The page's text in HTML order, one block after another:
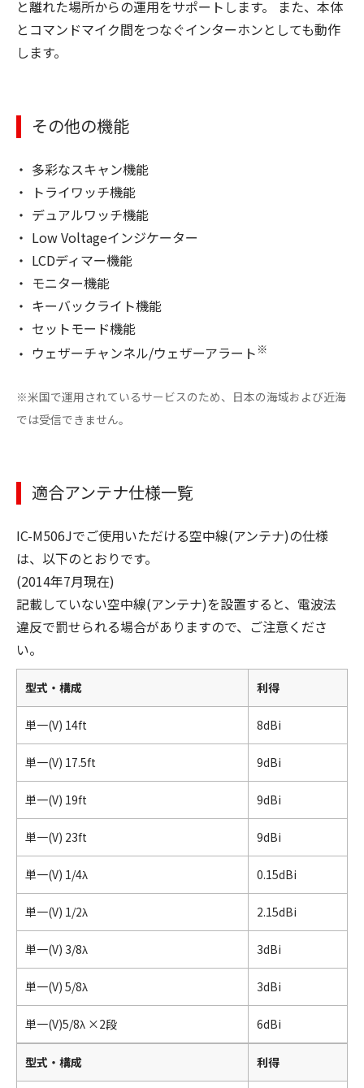
と離れた場所からの運用をサポートします。 また、本体
とコマンドマイク間をつなぐインターホンとしても動作
します。
その他の機能
多彩なスキャン機能
トライワッチ機能
デュアルワッチ機能
Low Voltageインジケーター
LCDディマー機能
モニター機能
キーバックライト機能
セットモード機能
ウェザーチャンネル/ウェザーアラート ※
※米国で運用されているサービスのため、日本の海域および近海
では受信できません。
適合アンテナ仕様一覧
IC-M506Jでご使用いただける空中線(アンテナ)の仕様
は、以下のとおりです。
(2014年7月現在)
記載していない空中線(アンテナ)を設置すると、電波法
違反で罰せられる場合がありますので、ご注意くださ
い。
型式・構成 利得
単一(V) 14ft 8dBi
単一(V) 17.5ft 9dBi
単一(V) 19ft 9dBi
単一(V) 23ft 9dBi
単一(V) 1/4λ 0.15dBi
単一(V) 1/2λ 2.15dBi
単一(V) 3/8λ 3dBi
単一(V) 5/8λ 3dBi
単一(V)5/8λ ×2段 6dBi
型式・構成 利得